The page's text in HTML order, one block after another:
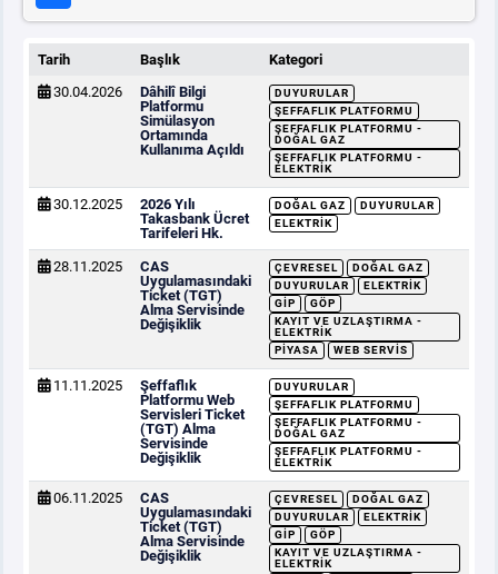
Tarih Başlık
Kategori
30.04.2026
Dâhilî Bilgi
Platformu
Simülasyon
Ortamında
Kullanıma Açıldı
DUYURULAR
ŞEFFAFLIK PLATFORMU
ŞEFFAFLIK PLATFORMU -
DOĞAL GAZ
ŞEFFAFLIK PLATFORMU -
ELEKTRIK
30.12.2025
2026 Yılı
Takasbank Ücret
Tarifeleri Hk.
DOĞAL GAZ
DUYURULAR
ELEKTRIK
28.11.2025
CAS
Uygulamasındaki
Ticket (TGT)
Alma Servisinde
Değişiklik
ÇEVRESEL
DOĞAL GAZ
DUYURULAR
ELEKTRIK
GİP
GÖP
KAYIT VE UZLAŞTIRMA -
ELEKTRIK
PIYASA
WEB SERVIS
11.11.2025
Şeffaflık
Platformu Web
Servisleri Ticket
(TGT) Alma
Servisinde
Değişiklik
DUYURULAR
ŞEFFAFLIK PLATFORMU
ŞEFFAFLIK PLATFORMU -
DOĞAL GAZ
ŞEFFAFLIK PLATFORMU -
ELEKTRIK
06.11.2025
CAS
Uygulamasındaki
Ticket (TGT)
Alma Servisinde
Değişiklik
ÇEVRESEL
DOĞAL GAZ
DUYURULAR
ELEKTRIK
GİP
GÖP
KAYIT VE UZLAŞTIRMA -
ELEKTRIK